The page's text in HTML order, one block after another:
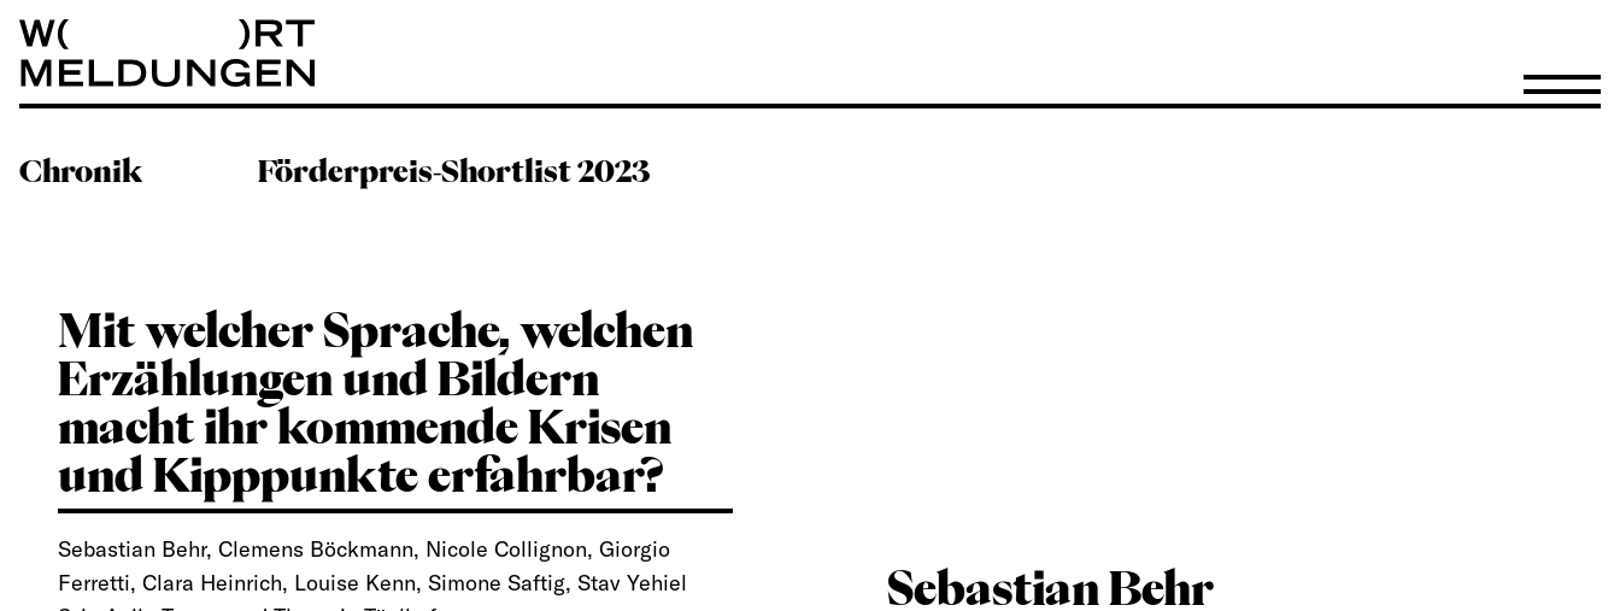
Wortmeldungen
Chronik Förderpreis-Shortlist 2023
Mit welcher Sprache, welchen
Erzählungen und Bildern
macht ihr kommende Krisen
und Kipppunkte erfahrbar?
Sebastian Behr, Clemens Böckmann, Nicole Collignon, Giorgio
Ferretti, Clara Heinrich, Louise Kenn, Simone Saftig, Stav Yehiel
Sebastian Behr